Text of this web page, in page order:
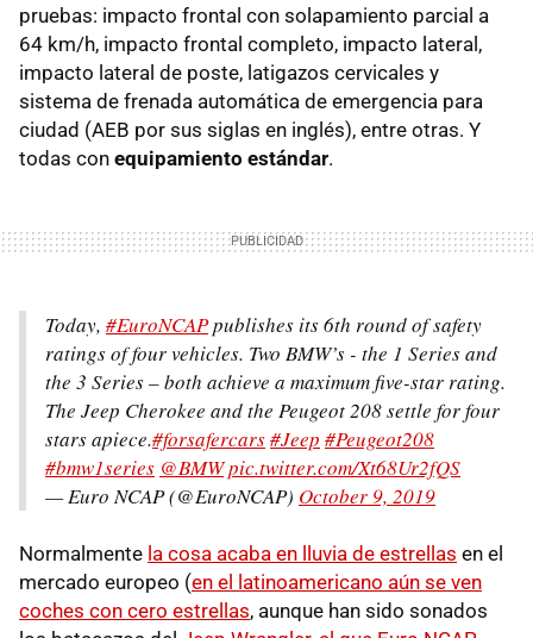
pruebas: impacto frontal con solapamiento parcial a
64 km/h, impacto frontal completo, impacto lateral,
impacto lateral de poste, latigazos cervicales y
sistema de frenada automática de emergencia para
ciudad (AEB por sus siglas en inglés), entre otras. Y
todas con equipamiento estándar.
Today, #EuroNCAPpublishes its 6th round of safety
ratings of four vehicles. Two BMW’s - the 1 Series and
the 3 Series – both achieve a maximum five-star rating.
The Jeep Cherokee and the Peugeot 208 settle for four
stars apiece.#forsafercars#Jeep #Peugeot208
#bmw1series @BMWpic.twitter.com/Xt68Ur2fQS
— Euro NCAP (@EuroNCAP) October 9, 2019
Normalmente la cosa acaba en lluvia de estrellas en el
mercado europeo (en el latinoamericano aún se ven
coches con cero estrellas, aunque han sido sonados